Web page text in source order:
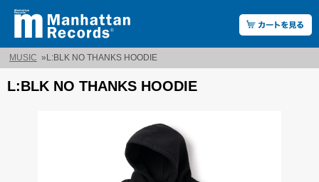
MUSIC » L:BLK NO THANKS HOODIE
L:BLK NO THANKS HOODIE